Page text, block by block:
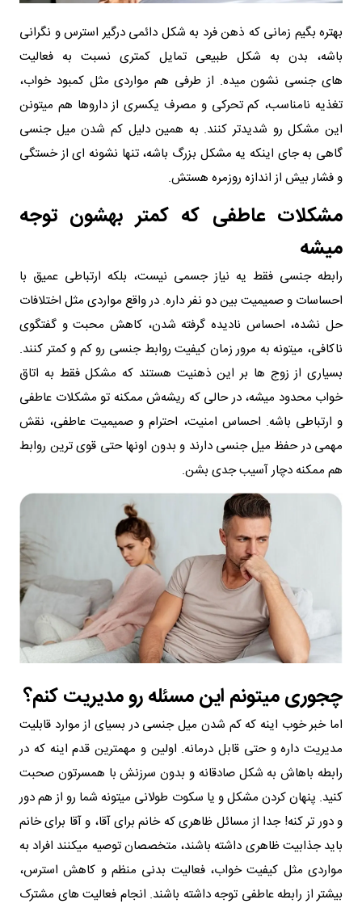
بهتره بگیم زمانی که ذهن فرد به شکل دائمی درگیر استرس و نگرانی
باشه، بدن به شکل طبیعی تمایل کمتری نسبت به فعالیت
های جنسی نشون میده. از طرفی هم مواردی مثل کمبود خواب،
تغذیه نامناسب، کم تحرکی و مصرف یکسری از داروها هم میتونن
این مشکل رو شدیدتر کنند. به همین دلیل کم شدن میل جنسی
گاهی به جای اینکه یه مشکل بزرگ باشه، تنها نشونه ای از خستگی
و فشار بیش از اندازه روزمره هستش.
مشکلات عاطفی که کمتر بهشون توجه
میشه
رابطه جنسی فقط یه نیاز جسمی نیست، بلکه ارتباطی عمیق با
احساسات و صمیمیت بین دو نفر داره. در واقع مواردی مثل اختلافات
حل نشده، احساس نادیده گرفته شدن، کاهش محبت و گفتگوی
ناکافی، میتونه به مرور زمان کیفیت روابط جنسی رو کم و کمتر کنند.
بسیاری از زوج ها بر این ذهنیت هستند که مشکل فقط به اتاق
خواب محدود میشه، در حالی که ریشه‌ش ممکنه تو مشکلات عاطفی
و ارتباطی باشه. احساس امنیت، احترام و صمیمیت عاطفی، نقش
مهمی در حفظ میل جنسی دارند و بدون اونها حتی قوی ترین روابط
هم ممکنه دچار آسیب جدی بشن.
چجوری میتونم این مسئله رو مدیریت کنم؟
اما خبر خوب اینه که کم شدن میل جنسی در بسیای از موارد قابلیت
مدیریت داره و حتی قابل درمانه. اولین و مهمترین قدم اینه که در
رابطه باهاش به شکل صادقانه و بدون سرزنش با همسرتون صحبت
کنید. پنهان کردن مشکل و یا سکوت طولانی میتونه شما رو از هم دور
و دور تر کنه! جدا از مسائل ظاهری که خانم برای آقا، و آقا برای خانم
باید جذابیت ظاهری داشته باشند، متخصصان توصیه میکنند افراد به
مواردی مثل کیفیت خواب، فعالیت بدنی منظم و کاهش استرس،
بیشتر از رابطه عاطفی توجه داشته باشند. انجام فعالیت های مشترک